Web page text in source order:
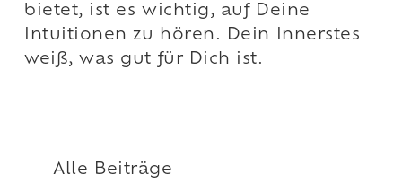
bietet, ist es wichtig, auf Deine
Intuitionen zu hören. Dein Innerstes
weiß, was gut für Dich ist.
Alle Beiträge